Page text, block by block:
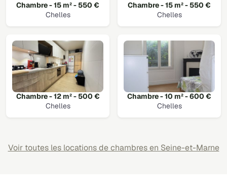
Chambre - 15 m² - 550 €
Chelles
Chambre - 15 m² - 550 €
Chelles
Chambre - 12 m² - 500 €
Chelles
Chambre - 10 m² - 600 €
Chelles
Voir toutes les locations de chambres en Seine-et-Marne